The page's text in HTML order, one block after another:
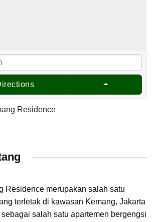
Residence
Residence merupakan salah satu
terletak di kawasan Kemang, Jakarta
salah satu apartemen bergengsi